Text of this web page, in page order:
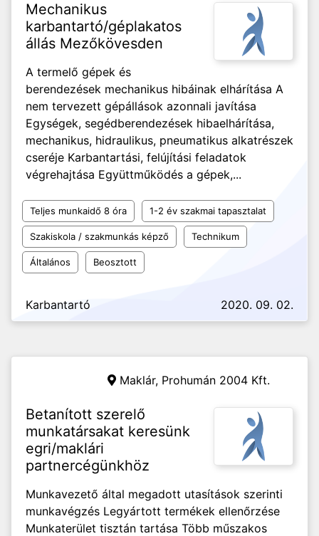
Mechanikus
karbantartó/géplakatos
állás Mezőkövesden
A termelő gépek és
berendezések mechanikus hibáinak elhárítása A
nem tervezett gépállások azonnali javítása
Egységek, segédberendezések hibaelhárítása,
mechanikus, hidraulikus, pneumatikus alkatrészek
cseréje Karbantartási, felújítási feladatok
végrehajtása Együttműködés a gépek,...
Teljes munkaidő 8 óra 1-2 év szakmai tapasztalat
Szakiskola / szakmunkás képző Technikum
Általános Beosztott
Karbantartó 2020. 09. 02.
Maklár, Prohumán 2004 Kft.
Betanított szerelő
munkatársakat keresünk
egri/maklári
partnercégünkhöz
Munkavezető által megadott utasítások szerinti
munkavégzés Legyártott termékek ellenőrzése
Munkaterület tisztán tartása Több műszakos